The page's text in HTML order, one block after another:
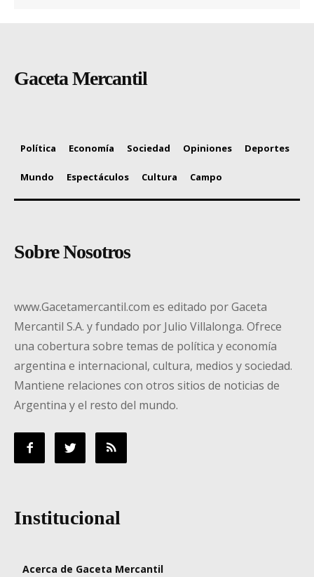
Gaceta Mercantil
Política Economía Sociedad Opiniones Deportes
Mundo Espectáculos Cultura Campo
Sobre Nosotros
www.Gacetamercantil.com es editado por Gaceta
Mercantil S.A. y fundado por Julio Villalonga. Ofrece
una cobertura sobre temas de política y economía
argentina e internacional, cultura, medios y sociedad.
Mantiene relaciones con otros sitios de noticias de
Argentina y el resto del mundo.
Institucional
Acerca de Gaceta Mercantil